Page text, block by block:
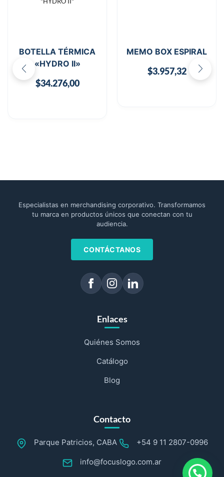
BOTELLA TÉRMICA
«HYDRO II»
$34.276,00
MEMO BOX ESPIRAL
$3.957,32
Especialistas en merchandising corporativo. Transformamos
tu marca en productos únicos que conectan con tu
audiencia.
CONTÁCTANOS
Enlaces
Quiénes Somos
Catálogo
Blog
Contacto
Parque Patricios, CABA +54 9 11 2807-0996
info@focuslogo.com.ar